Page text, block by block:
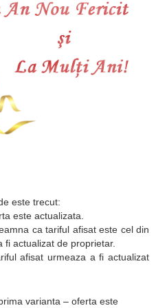
este trecut:
este actualizata.
ca tariful afisat este cel din
fi actualizat de proprietar.
afisat urmeaza a fi actualizat
varianta – oferta este